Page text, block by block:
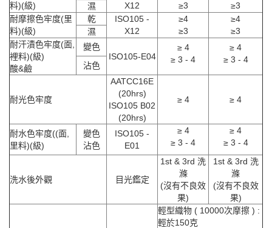
料)(級)
X12
≥3
≥3
濕
耐摩擦色牢度(里
料)(級)
乾
ISO105 -
X12
≥4
≥3
≥4
≥3
濕
耐汗漬色牢度(面,
裡料)(級)
酸&鹼
變色
ISO105-E04
≥ 4
≥ 3 - 4
≥ 4
≥ 3 - 4
沾色
耐光色牢度
AATCC16E
(20hrs)
ISO105 B02
(20hrs)
≥ 4 ≥ 4
耐水色牢度((面,
里料)(級)
變色
沾色
ISO105 -
E01
≥ 4
≥ 3 - 4
≥ 4
≥ 3 - 4
洗水後外觀 目光鑑定
1st & 3rd 洗
滌
(沒有不良效
果)
1st & 3rd 洗
滌
(沒有不良效
果)
輕型織物 ( 10000次摩擦 ) :
輕於150克